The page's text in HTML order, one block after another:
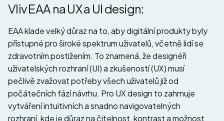
Vliv EAA na UX a UI design:
EAA klade velký důraz na to, aby digitální produkty byly
přístupné pro široké spektrum uživatelů, včetně lidí se
zdravotním postižením. To znamená, že designéři
uživatelských rozhraní (UI) a zkušeností (UX) musí
pečlivě zvažovat potřeby všech uživatelů již od
počátečních fází návrhu. Pro UX design to zahrnuje
vytváření intuitivních a snadno navigovatelných
rozhraní, kde je důraz na čitelnost, kontrast a možnost